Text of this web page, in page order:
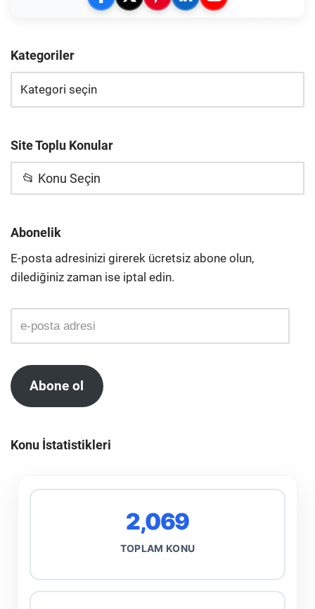
Kategoriler
Site Toplu Konular
📂 Konu Seçin
Abonelik
E-posta adresinizi girerek ücretsiz abone olun,
dilediğiniz zaman ise iptal edin.
Abone ol
Konu İstatistikleri
2,069
TOPLAM KONU